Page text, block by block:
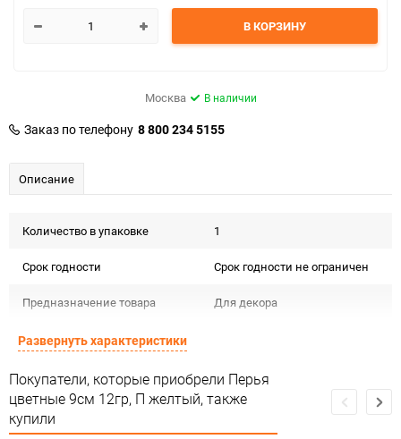
В КОРЗИНУ
Москва В наличии
Заказ по телефону 8 800 234 5155
Описание
Количество в упаковке 1
Срок годности Срок годности не ограничен
Предназначение товара Для декора
Сертификация
Особые условия Особых условий не требует
Минимальное количество 1
Развернуть характеристики
Покупатели, которые приобрели Перья
цветные 9см 12гр, П желтый, также
купили